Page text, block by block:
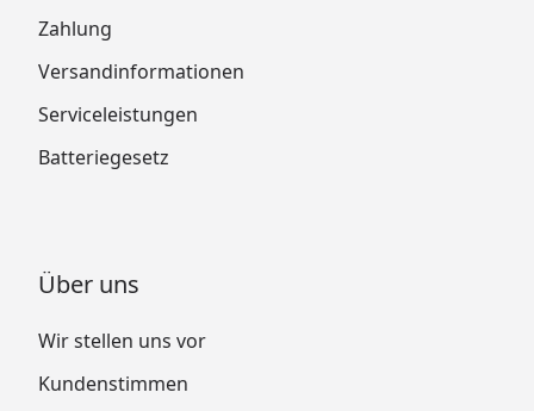
Zahlung
Versandinformationen
Serviceleistungen
Batteriegesetz
Über uns
Wir stellen uns vor
Kundenstimmen